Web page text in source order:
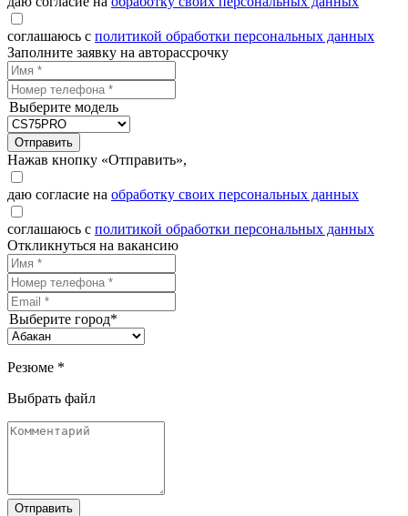
соглашаюсь с политикой обработки персональных данных
Заполните заявку на авторассрочку
Выберите модель
Отправить
Нажав кнопку «Отправить»,
даю согласие на обработку своих персональных данных
соглашаюсь с политикой обработки персональных данных
Откликнуться на вакансию
Выберите город*
Резюме *
Выбрать файл
Отправить